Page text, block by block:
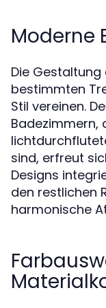
Moderne
Die
bestimmten
Stil vereinen.
Badezimmern,
sind, erfreut
Designs
den restlichen
harmonische